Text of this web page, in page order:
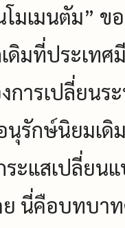
มเมนตัม”
ดิมที่ประเท
การเปลี่ยน
รักษ์นิยมเดิ
ระแสเปลี่ย
ย นี่คือบทบา